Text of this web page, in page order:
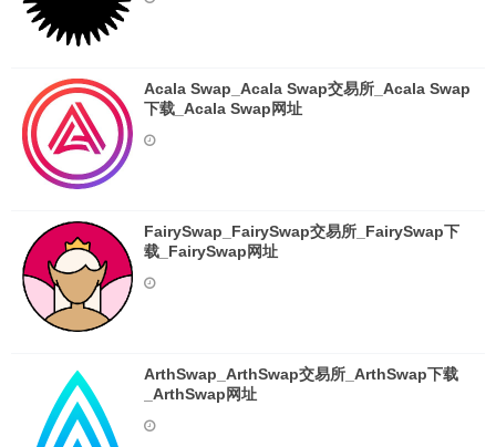
Acala Swap_Acala Swap交易所_Acala Swap
下载_Acala Swap网址
FairySwap_FairySwap交易所_FairySwap下
载_FairySwap网址
ArthSwap_ArthSwap交易所_ArthSwap下载
_ArthSwap网址